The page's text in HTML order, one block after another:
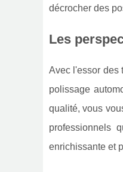
décrocher des
Les
Avec l'essor des
polissage
qualité, vous
professionnels
enrichissante et